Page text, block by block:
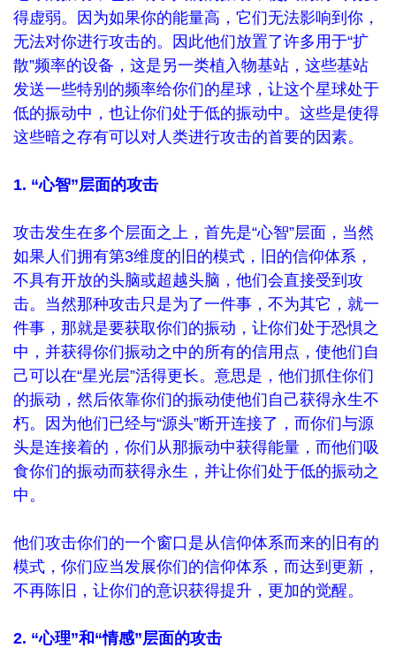
得虚弱。因为如果你的能量高，它们无法影响到你，
无法对你进行攻击的。因此他们放置了许多用于“扩
散”频率的设备，这是另一类植入物基站，这些基站
发送一些特别的频率给你们的星球，让这个星球处于
低的振动中，也让你们处于低的振动中。这些是使得
这些暗之存有可以对人类进行攻击的首要的因素。
1. “心智”层面的攻击
攻击发生在多个层面之上，首先是“心智”层面，当然
如果人们拥有第3维度的旧的模式，旧的信仰体系，
不具有开放的头脑或超越头脑，他们会直接受到攻
击。当然那种攻击只是为了一件事，不为其它，就一
件事，那就是要获取你们的振动，让你们处于恐惧之
中，并获得你们振动之中的所有的信用点，使他们自
己可以在“星光层”活得更长。意思是，他们抓住你们
的振动，然后依靠你们的振动使他们自己获得永生不
朽。因为他们已经与“源头”断开连接了，而你们与源
头是连接着的，你们从那振动中获得能量，而他们吸
食你们的振动而获得永生，并让你们处于低的振动之
中。
他们攻击你们的一个窗口是从信仰体系而来的旧有的
模式，你们应当发展你们的信仰体系，而达到更新，
不再陈旧，让你们的意识获得提升，更加的觉醒。
2. “心理”和“情感”层面的攻击